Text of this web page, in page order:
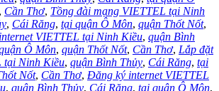
Cần Thơ, Tồng đài mạng VIETTEL tại Ninh
, Cái Răng, tại quận Ô Môn, quận Thốt Nốt,
VIETTEL tại Ninh Kiều, quận Bình
Ô Môn, quận Thốt Nốt, Cần Thơ, Lắp đặt
tại Ninh Kiều, quận Bình Thủy, Cái Răng, tại
Nốt, Cần Thơ, Đăng ký internet VIETTEL
, quận Bình Thủy, Cái Răng, tại quận Ô Môn,